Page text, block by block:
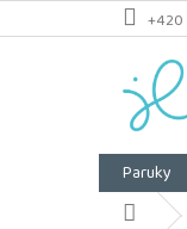
Přejít
na
Paruky
Domů